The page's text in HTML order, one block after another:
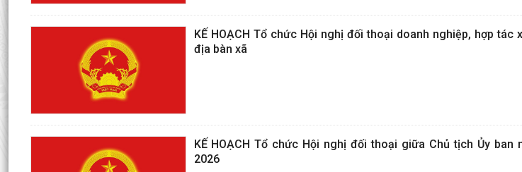
KẾ HOẠCH Tổ chức Hội nghị đối thoại doanh nghiệp, hợp tác
địa bàn xã
KẾ HOẠCH Tổ chức Hội nghị đối thoại giữa Chủ tịch Ủy ban
2026